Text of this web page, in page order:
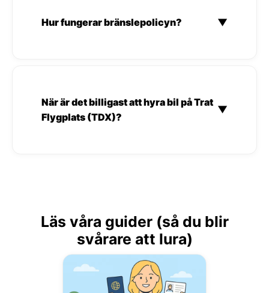
Hur fungerar bränslepolicyn? ▼
När är det billigast att hyra bil på Trat
Flygplats (TDX)?
▼
Läs våra guider (så du blir
svårare att lura)